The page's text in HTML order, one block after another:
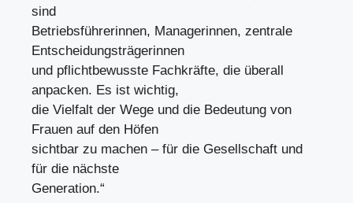
sind
Betriebsführerinnen, Managerinnen, zentrale
Entscheidungsträgerinnen
und pflichtbewusste Fachkräfte, die überall
anpacken. Es ist wichtig,
die Vielfalt der Wege und die Bedeutung von
Frauen auf den Höfen
sichtbar zu machen – für die Gesellschaft und
für die nächste
Generation.“